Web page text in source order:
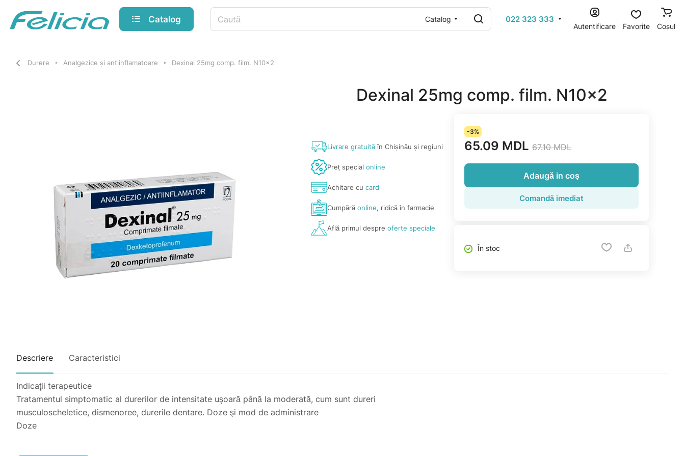
Catalog Catalog 022 323 333
Autentificare Favorite Coșul
Durere Analgezice și antiinflamatoare Dexinal 25mg comp. film. N10x2
Dexinal 25mg comp. film. N10x2
Livrare gratuităîn Chișinău și regiuni
Preț specialonline
Achitare cucard
Cumpărăonline, ridică în farmacie
Află primul despreoferte speciale
-3%
65.09 MDL 67.10 MDL
Adaugă in coş
Comandă imediat
În stoc
Descriere Caracteristici
Indicaţii terapeutice
Tratamentul simptomatic al durerilor de intensitate uşoară până la moderată, cum sunt dureri
musculoscheletice, dismenoree, durerile dentare. Doze şi mod de administrare
Doze